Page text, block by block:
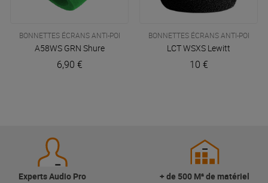
BONNETTES ÉCRANS ANTI-POPS
A58WS GRN Shure
6,90 €
BONNETTES ÉCRANS ANTI-POPS
LCT WSXS Lewitt
10 €
Experts Audio Pro + de 500 M² de matériel